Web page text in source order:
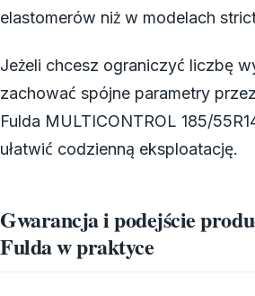
elastomerów niż w modelach
Jeżeli chcesz ograniczyć liczbę
zachować spójne parametry
Fulda MULTICONTROL 185/
ułatwić codzienną eksploatację.
Gwarancja i podejście
Fulda w praktyce